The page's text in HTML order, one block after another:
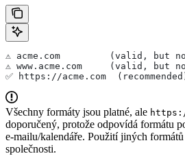
⚠️ acme.com         (valid, but not
⚠️ www.acme.com     (valid, but not
✅ https://acme.com
Všechny formáty jsou platné, ale
doporučený, protože odpovídá formátu
e-mailu/kalendáře. Použití jiných
společnosti.